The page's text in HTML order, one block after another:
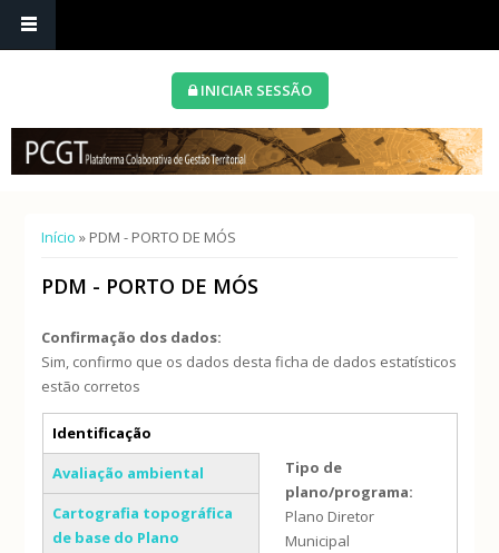
INICIAR SESSÃO
Está aqui
Início » PDM - PORTO DE MÓS
PDM - PORTO DE MÓS
Confirmação dos dados:
Sim, confirmo que os dados desta ficha de dados estatísticos
estão corretos
Separadores verticais
Identificação
(separador ativo)
Avaliação ambiental
Cartografia topográfica
de base do Plano
Tipo de
plano/programa:
Plano Diretor
Municipal